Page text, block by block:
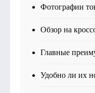
Фотографии
Обзор на
Главные
Удобно ли их